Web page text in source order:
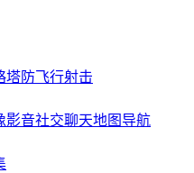
塔防飞行射击
影音社交聊天地图导航